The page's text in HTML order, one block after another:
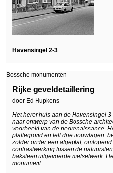
Havensingel 2-3
Bossche monumenten
Rijke geveldetaillering
door Ed Hupkens
Het herenhuis aan de Havensingel
naar ontwerp van de Bossche
voorbeeld van de neorenaissance.
plattegrond en telt drie bouwlagen:
zolder onder een afgeplat,
contrastwerking tussen de
baksteen uitgevoerde metselwerk.
monument.